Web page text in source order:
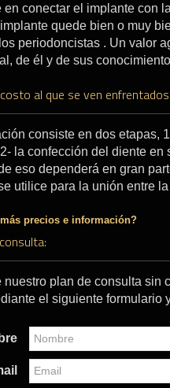
en conectar el implante con
quede bien o muy
periodoncistas . Un valor
de él y de sus
al que se ven
consiste en dos etapas,
la confección del diente
eso dependerá en gran
utilice para la unión entre
precios e información?
nuestro plan de consulta sin
el siguiente formulario